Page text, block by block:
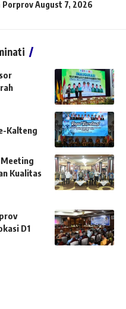
PorprovAugust 7, 2026
Kalteng
Kualitas
D1